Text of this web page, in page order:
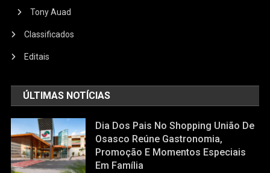
Tony Auad
Classificados
Editais
ÚLTIMAS NOTÍCIAS
Dia Dos Pais No Shopping União De
Osasco Reúne Gastronomia,
Promoção E Momentos Especiais
Em Família